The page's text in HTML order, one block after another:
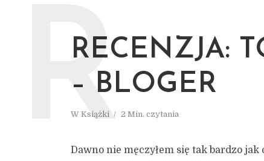
RECENZJA:
– BLOGER
W Książki 2 Min. czytania
R
Dawno nie męczyłem się tak bardzo